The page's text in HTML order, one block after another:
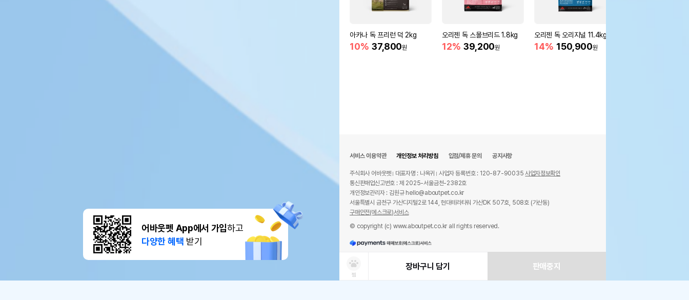
어바웃펫 App에서 가입하고
다양한 혜택 받기
아카나 독 프리런 덕 2kg
10% 37,800원
오리젠 독 스몰브리드 1.8kg
12% 39,200원
오리젠 독 오리지널 11.4kg
14% 150,900원
찜
장바구니 담기 판매중지
서비스 이용약관 개인정보 처리방침 입점/제휴 문의 공지사항
주식회사 어바웃펫 대표자명 : 나옥귀 사업자 등록번호 : 120-87-90035사업자정보확인
통신판매업신고번호 : 제 2025-서울금천-2382호
개인정보관리자 : 김원규 hello@aboutpet.co.kr
서울특별시 금천구 가산디지털2로 144, 현대테라타워 가산DK 507호, 508호 (가산동)
구매안전(에스크로)서비스
© copyright (c) www.aboutpet.co.kr all rights reserved.